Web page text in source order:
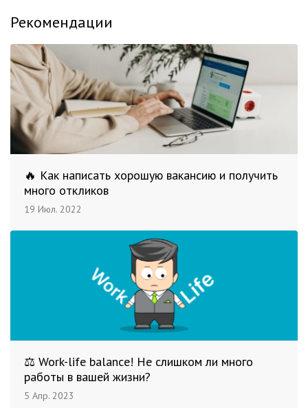
Рекомендации
🔥 Как написать хорошую вакансию и получить
много откликов
19 Июл. 2022
⚖️ Work-life balance! Не слишком ли много
работы в вашей жизни?
5 Апр. 2023